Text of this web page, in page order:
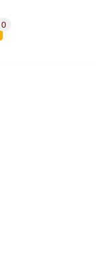
0